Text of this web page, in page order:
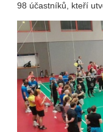
98 účastníků, kteří